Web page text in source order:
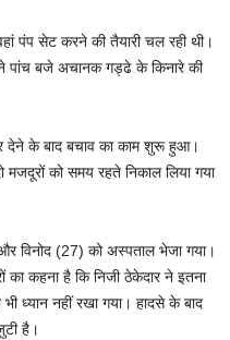
पंप सेट करने की तैयारी चल रही थी।
पांच बजे अचानक गड्ढे के किनारे की
देने के बाद बचाव का काम शुरू हुआ।
को समय रहते निकाल लिया गया
विनोद (27) को अस्पताल भेजा गया।
का कहना है कि निजी ठेकेदार ने इतना
भी ध्यान नहीं रखा गया। हादसे के बाद
है।